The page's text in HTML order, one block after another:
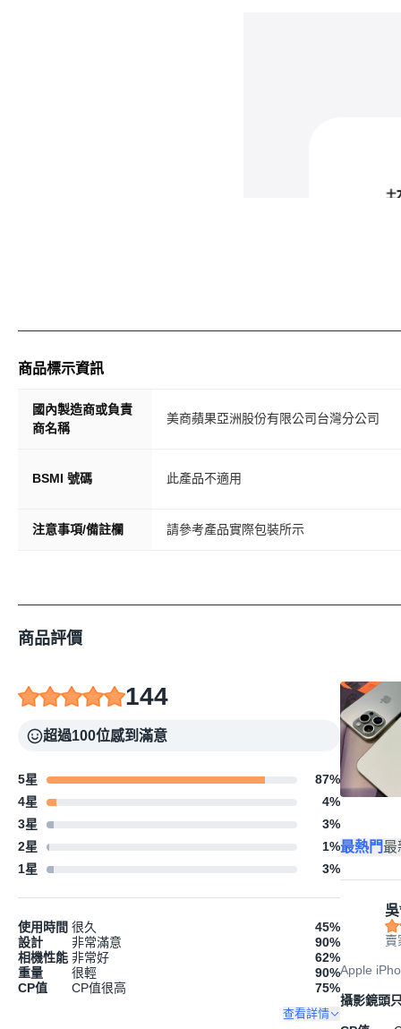
商品標示資訊
國內製造商或負責
商名稱
美商蘋果亞洲股份有限公司台灣分公司
BSMI 號碼 此產品不適用
注意事項/備註欄 請參考產品實際包裝所示
商品評價
144
超過100位感到滿意
5星 87%
4星
4%
3星
3%
2星
1%
1星
3%
使用時間 很久 45%
設計
非常滿意 90%
相機性能 非常好 62%
重量
很輕 90%
CP值
CP值很高 75%
查看詳情
最熱門最
賣
Apple
攝影鏡頭